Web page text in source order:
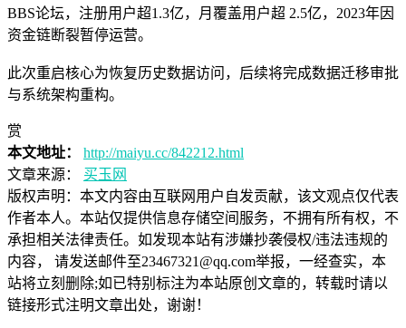
BBS论坛，注册用户超1.3亿，月覆盖用户超 2.5亿，2023年因
资金链断裂暂停运营。
此次重启核心为恢复历史数据访问，后续将完成数据迁移审批
与系统架构重构。
赏
本文地址：
http://maiyu.cc/842212.html
文章来源：
买玉网
版权声明： 本文内容由互联网用户自发贡献，该文观点仅代表
作者本人。本站仅提供信息存储空间服务，不拥有所有权，不
承担相关法律责任。如发现本站有涉嫌抄袭侵权/违法违规的
内容， 请发送邮件至23467321@qq.com举报，一经查实，本
站将立刻删除;如已特别标注为本站原创文章的，转载时请以
链接形式注明文章出处，谢谢！